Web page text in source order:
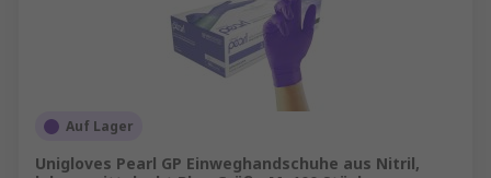
Auf Lager
Unigloves Pearl GP Einweghandschuhe aus Nitril,